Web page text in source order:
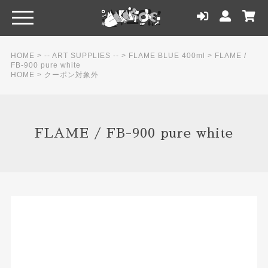
HOME > -- ART SUPPLIES -- > FLAME BLUE 400ml > FLAME /
FB-900 pure white
HOME > クーポン対象外
FLAME / FB-900 pure white